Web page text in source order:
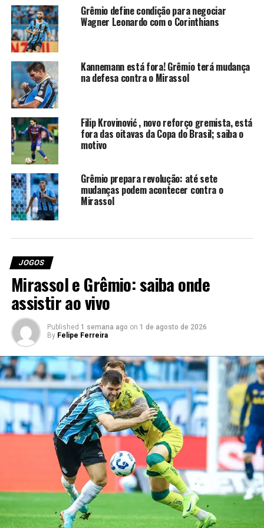
O paraguaio leva vantagem pela liderança e experiência.
Já o jovem, cria da basegremista , além da qualidade,
possui velocidade, característica que agrada ao mister,
mas o setor ficaria entregue a três defensores em
formação. Portanto, o veterano deve ser o escolhido.
Você precisa ver também:
treino e se aproxima de retorno
Veja a provável escalação do
Grêmio
Weverton; Pavón, Balbuena, Gustavo Martins,
Viery e Pedro Gabriel; Leonel Pérez, Noriega e
Gabriel Mec; Amuzu e Carlos Vinícius. Técnico:
RELATED TOPICS: DESTAQUE FLAMENGO
GRÊMIO
GRÊMIO ESCALAÇÃO
GRÊMIO X FLAMENGO AO VIVO
ÚLTIMAS NOTÍCIAS DO GRÊMIO
UP NEXT
Brasileirão: Grêmio escalado para partida contra o
Flamengo
DON'T MISS
Villasanti participa de treino e se aproxima de retorno
Felipe Ferreira
Grêmio define condição para negociar
Wagner Leonardo com o Corinthians
Kannemann está fora! Grêmio terá mudança
na defesa contra o Mirassol
Filip Krovinović , novo reforço gremista, está
fora das oitavas da Copa do Brasil; saiba o
motivo
Grêmio prepara revolução: até sete
mudanças podem acontecer contra o
Mirassol
JOGOS
Mirassol e Grêmio: saiba onde
assistir ao vivo
Published 1 semana ago on 1 de agosto de 2026
By Felipe Ferreira